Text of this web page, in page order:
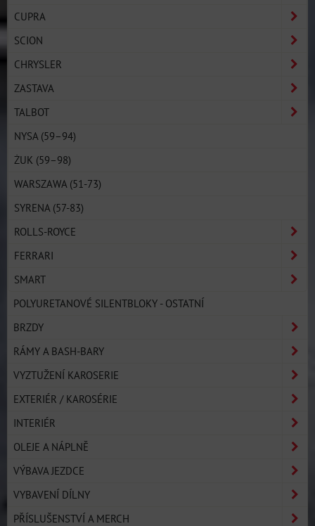
CUPRA
SCION
CHRYSLER
ZASTAVA
TALBOT
NYSA (59–94)
ŻUK (59–98)
WARSZAWA (51-73)
SYRENA (57-83)
ROLLS-ROYCE
FERRARI
SMART
POLYURETANOVÉ SILENTBLOKY - OSTATNÍ
BRZDY
RÁMY A BASH-BARY
VYZTUŽENÍ KAROSERIE
EXTERIÉR / KAROSÉRIE
INTERIÉR
OLEJE A NÁPLNĚ
VÝBAVA JEZDCE
VYBAVENÍ DÍLNY
PŘÍSLUŠENSTVÍ A MERCH